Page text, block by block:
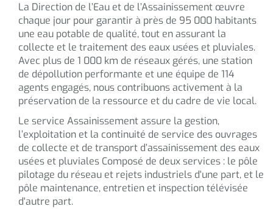
La Direction de l’Eau et de l’Assainissement œuvre
chaque jour pour garantir à près de 95 000 habitants
une eau potable de qualité, tout en assurant la
collecte et le traitement des eaux usées et pluviales.
Avec plus de 1 000 km de réseaux gérés, une station
de dépollution performante et une équipe de 114
agents engagés, nous contribuons activement à la
préservation de la ressource et du cadre de vie local.
Le service Assainissement assure la gestion,
l’exploitation et la continuité de service des ouvrages
de collecte et de transport d’assainissement des eaux
usées et pluviales Composé de deux services : le pôle
pilotage du réseau et rejets industriels d'une part, et le
pôle maintenance, entretien et inspection télévisée
d'autre part.